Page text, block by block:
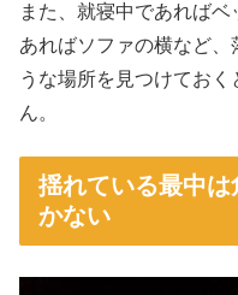
また、就寝中であれば
あればソファの横など
うな場所を見つけてお
ん。
揺れている最中
かない